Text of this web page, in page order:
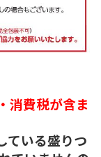
消費税が含ま
ている盛りつ